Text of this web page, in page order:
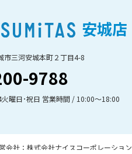
安城店
市三河安城本町２丁目4-8
9788
曜日･祝日 営業時間 / 10:00〜18:00
会社：株式会社ナイスコーポレーション